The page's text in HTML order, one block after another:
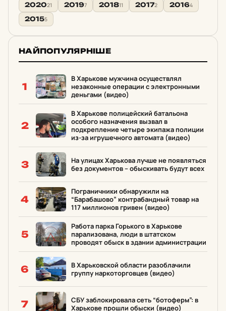
202021 20197 201811 20172 20164
20155
НАЙПОПУЛЯРНІШЕ
1
В Харькове мужчина осуществлял
незаконные операции с электронными
деньгами (видео)
2
В Харькове полицейский батальона
особого назначения вызвал в
подкрепление четыре экипажа полиции
из-за игрушечного автомата (видео)
3
На улицах Харькова лучше не появляться
без документов – обыскивать будут всех
4
Пограничники обнаружили на
“Барабашово” контрабандный товар на
117 миллионов гривен (видео)
5
Работа парка Горького в Харькове
парализована, люди в штатском
проводят обыск в здании администрации
6
В Харьковской области разоблачили
группу наркоторговцев (видео)
7
СБУ заблокировала сеть “ботоферм”: в
Харькове прошли обыски (видео)